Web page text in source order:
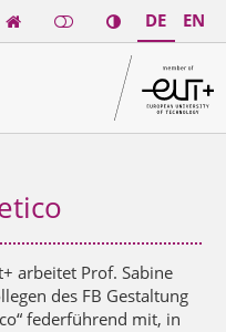
 DE EN
arbeitet Prof. Sabine
des FB Gestaltung
federführend mit, in